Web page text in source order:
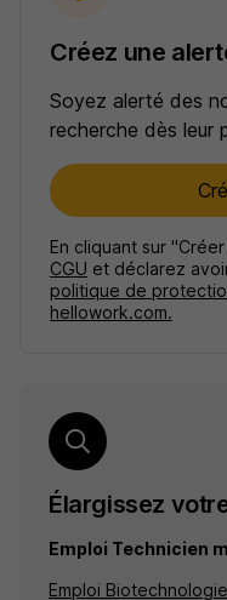
Créez une
Soyez alerté des
recherche dès leur
En cliquant sur
CGU et déclarez
politique de
hellowork.com.
Élargissez
Emploi Technicien
Emploi